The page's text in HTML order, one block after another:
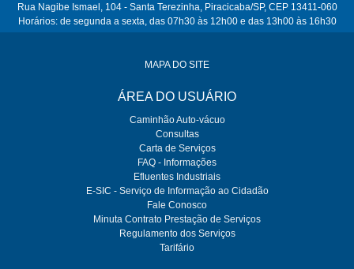
Rua Nagibe Ismael, 104 - Santa Terezinha, Piracicaba/SP, CEP 13411-060
Horários: de segunda a sexta, das 07h30 às 12h00 e das 13h00 às 16h30
MAPA DO SITE
ÁREA DO USUÁRIO
Caminhão Auto-vácuo
Consultas
Carta de Serviços
FAQ - Informações
Efluentes Industriais
E-SIC - Serviço de Informação ao Cidadão
Fale Conosco
Minuta Contrato Prestação de Serviços
Regulamento dos Serviços
Tarifário